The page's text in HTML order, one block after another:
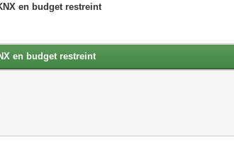
en budget restreint
en budget restreint